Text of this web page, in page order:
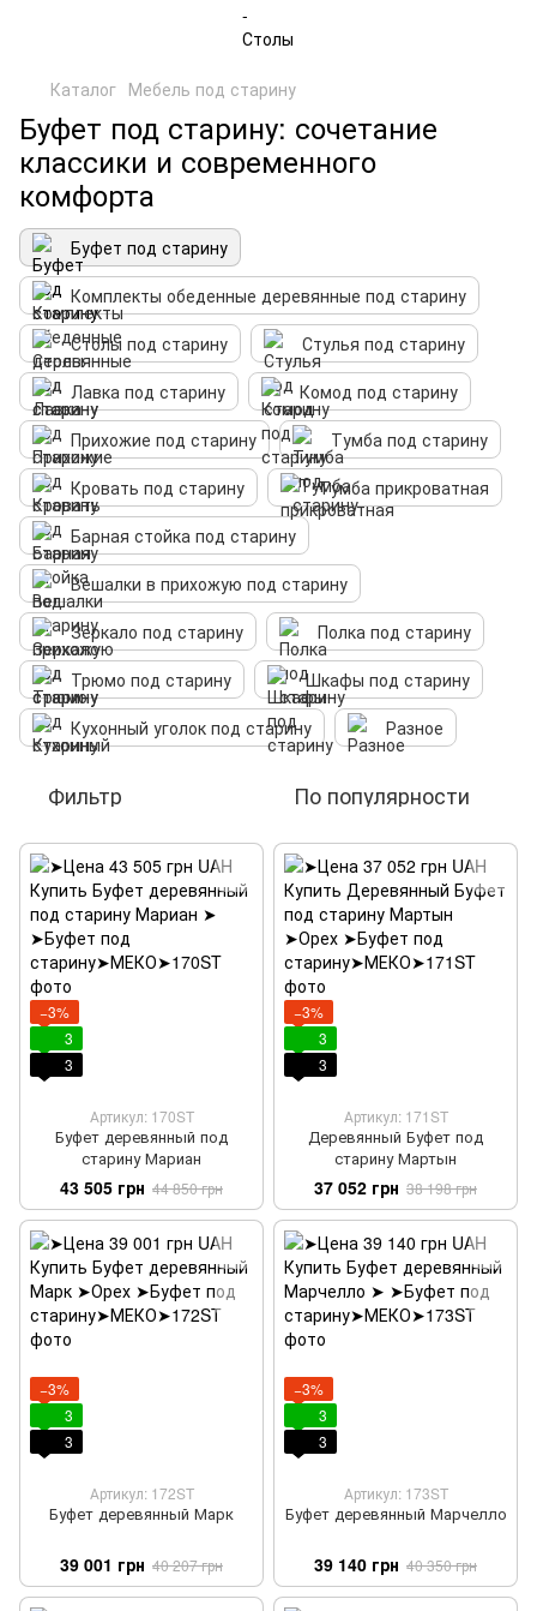
Каталог Мебель под старину
Буфет под старину: сочетание
классики и современного
комфорта
Буфет под старину
Комплекты обеденные деревянные под старину
Столы под старину
Стулья под старину
Лавка под старину
Комод под старину
Прихожие под старину
Тумба под старину
Кровать под старину
Тумба прикроватная
Барная стойка под старину
Вешалки в прихожую под старину
Зеркало под старину
Полка под старину
Трюмо под старину
Шкафы под старину
Кухонный уголок под старину
Разное
Фильтр По популярности
−3%
3
3
Артикул: 170ST
Буфет деревянный под
старину Мариан
43 505 грн 44 850 грн
−3%
3
3
Артикул: 171ST
Деревянный Буфет под
старину Мартын
37 052 грн 38 198 грн
−3%
3
3
Артикул: 172ST
Буфет деревянный Марк
39 001 грн 40 207 грн
−3%
3
3
Артикул: 173ST
Буфет деревянный Марчелло
39 140 грн 40 350 грн